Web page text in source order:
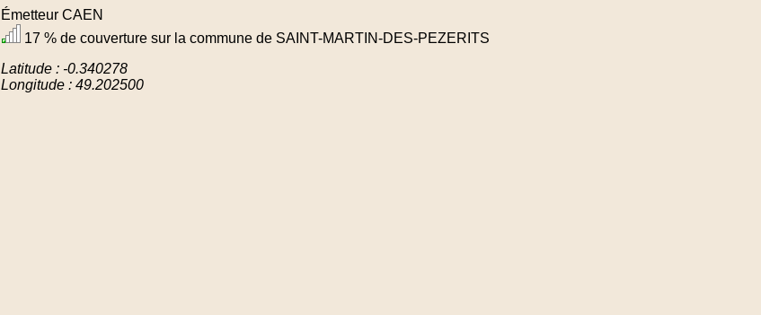
Émetteur CAEN
17 % de couverture sur la commune de SAINT-MARTIN-DES-PEZERITS
Latitude : -0.340278
Longitude : 49.202500